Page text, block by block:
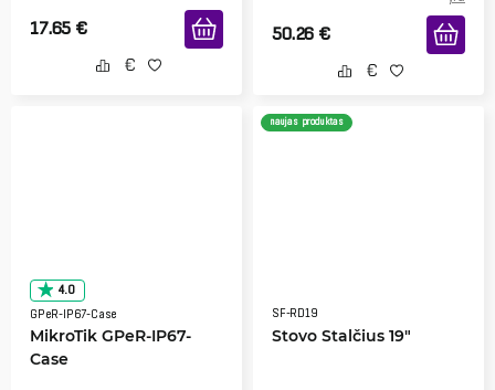
17.65 € 50.26 €
4.0
GPeR-IP67-Case
MikroTik GPeR-IP67-
Case
naujas produktas
SF-RD19
Stovo Stalčius 19"